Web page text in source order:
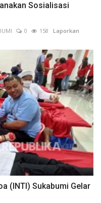
Sosialisasi
0 158 Laporkan
(INTI) Sukabumi Gelar